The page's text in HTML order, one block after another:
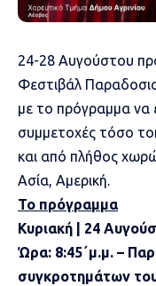
24-28 Αυγούστου
Φεστιβάλ
με το πρόγραμμα να
συμμετοχές τόσο
και από πλήθος
Ασία, Αμερική.
Το πρόγραμμα
Κυριακή | 24
Ώρα: 8:45΄μ.μ. –
συγκροτημάτων